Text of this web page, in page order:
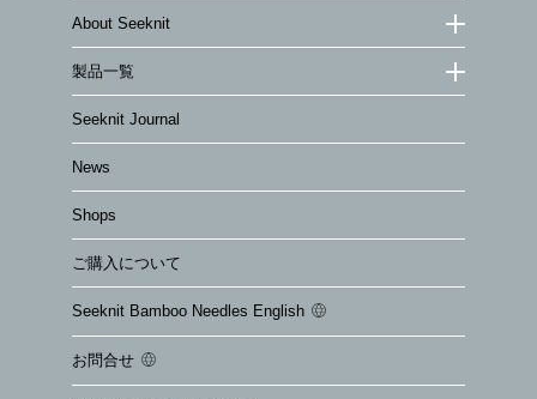
About Seeknit
製品一覧
Seeknit Journal
News
Shops
ご購入について
Seeknit Bamboo Needles English
お問合せ